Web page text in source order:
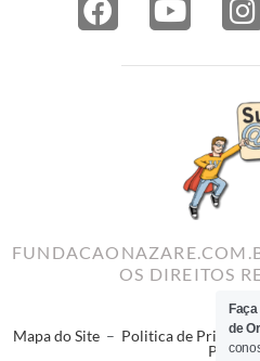
OS DIREITOS
Mapa do Site – Politica de
de